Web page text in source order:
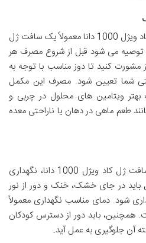
دوز استاندارد مصرف سافت ژل کاد ویژل 1000 دانا معمولاً یک سافت ژل
توصیه می شود قبل از شروع مصرف هر
مشورت کنید تا دوز مناسب با توجه به
شما تعیین شود. مصرف این مکمل
بهتر ویتامین های محلول در چربی و
طعم ماهی در دهان یا ناراحتی معده
برای حفظ اثربخشی و کیفیت سافت ژل کاد ویژل 1000 دانا، نگهداری
در جای خشک، خنک و دور از نور
شود. دمای مناسب نگهداری معمولاً
است. همچنین، باید دور از دسترس کودکان
آن جلوگیری به عمل آید.